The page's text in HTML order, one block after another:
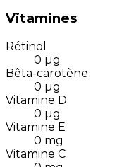
Vitamines
Rétinol
0 µg
Bêta-carotène
0 µg
Vitamine D
0 µg
Vitamine E
0 mg
Vitamine C